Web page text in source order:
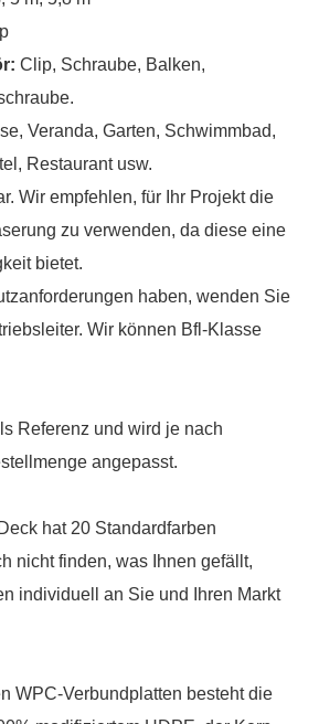
Clip, Schraube, Balken,
Veranda, Garten, Schwimmbad,
Restaurant usw.
Wir empfehlen, für Ihr Projekt die
zu verwenden, da diese eine
bietet.
haben, wenden Sie
Wir können Bfl-Klasse
Referenz und wird je nach
angepasst.
hat 20 Standardfarben
nicht finden, was Ihnen gefällt,
individuell an Sie und Ihren Markt
WPC-Verbundplatten besteht die